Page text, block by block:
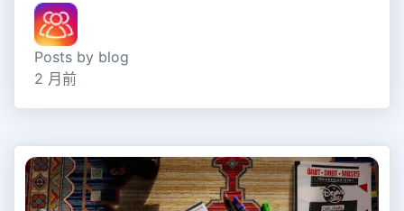
Posts by blog
2 月前